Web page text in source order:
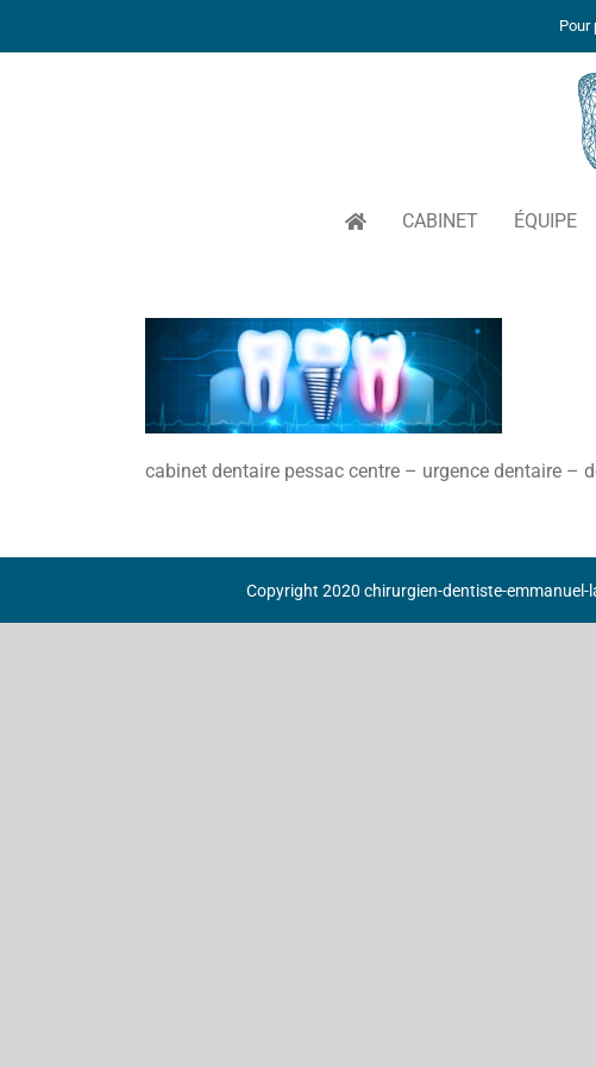
Pour
CABINET ÉQUIPE
cabinet dentaire pessac centre – urgence dentaire –
Copyright 2020 chirurgien-dentiste-emmanuel-